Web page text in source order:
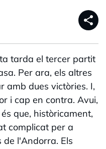
share
tarda el tercer partit
Per ara, els altres
amb dues victòries. I,
i cap en contra. Avui,
que, històricament,
complicat per a
de l'Andorra. Els